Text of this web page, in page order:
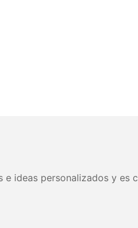
e ideas personalizados y